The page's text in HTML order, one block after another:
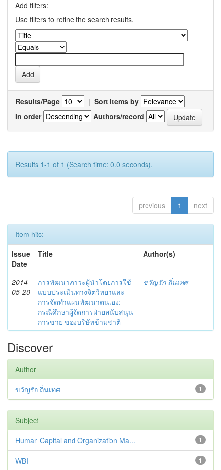
Add filters:
Use filters to refine the search results.
Results/Page | Sort items by
In order
Authors/record
Results 1-1 of 1 (Search time: 0.0 seconds).
previous 1 next
Item hits:
Issue
Date
Title Author(s)
2014-
05-20
การพัฒนาภาวะผู้นำโดยการใช้
แบบประเมินทางจิตวิทยาและ
การจัดทำแผนพัฒนาตนเอง:
กรณีศึกษาผู้จัดการฝ่ายสนับสนุน
การขาย ของบริษัทข้ามชาติ
ขวัญรัก ถิ่นเทศ
Discover
Author
1
ขวัญรัก ถิ่นเทศ
Subject
1
Human Capital and Organization Ma...
1
WBI